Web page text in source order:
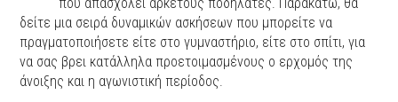
δείτε μια σειρά δυναμικών ασκήσεων που μπορείτε να
πραγματοποιήσετε είτε στο γυμναστήριο, είτε στο σπίτι, για
να σας βρει κατάλληλα προετοιμασμένους ο ερχομός της
άνοιξης και η αγωνιστική περίοδος.